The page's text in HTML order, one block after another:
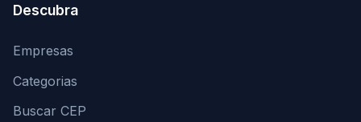
Descubra
Empresas
Categorias
Buscar CEP